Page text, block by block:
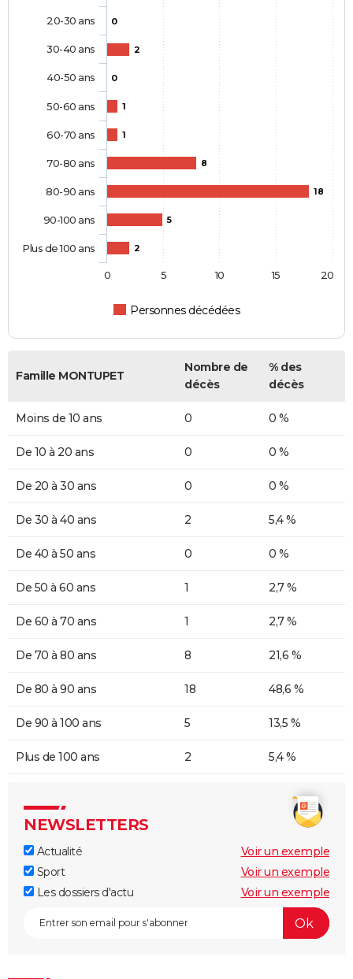
0
2
0
1
1
8
18
5
2
Personnes décédées
20-30 ans
30-40 ans
40-50 ans
50-60 ans
60-70 ans
70-80 ans
80-90 ans
90-100 ans
Plus de 100 ans
0 5 10 15 20
Famille MONTUPET
Nombre de
décès
% des
décès
Moins de 10 ans 0 0 %
De 10 à 20 ans 0 0 %
De 20 à 30 ans 0 0 %
De 30 à 40 ans 2 5,4 %
De 40 à 50 ans 0 0 %
De 50 à 60 ans 1 2,7 %
De 60 à 70 ans 1 2,7 %
De 70 à 80 ans 8 21,6 %
De 80 à 90 ans 18 48,6 %
De 90 à 100 ans 5 13,5 %
Plus de 100 ans 2 5,4 %
NEWSLETTERS
Actualité
Voir un exemple
Sport
Voir un exemple
Les dossiers d'actu
Voir un exemple